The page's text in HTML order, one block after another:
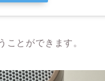
ことができます。